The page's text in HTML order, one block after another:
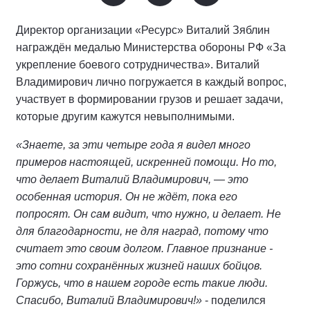
Директор организации «Ресурс» Виталий Зяблин
награждён медалью Министерства обороны РФ «За
укрепление боевого сотрудничества». Виталий
Владимирович лично погружается в каждый вопрос,
участвует в формировании грузов и решает задачи,
которые другим кажутся невыполнимыми.
«Знаете, за эти четыре года я видел много
примеров настоящей, искренней помощи. Но то,
что делает Виталий Владимирович, — это
особенная история. Он не ждёт, пока его
попросят. Он сам видит, что нужно, и делает. Не
для благодарности, не для наград, потому что
считает это своим долгом. Главное признание -
это сотни сохранённых жизней наших бойцов.
Горжусь, что в нашем городе есть такие люди.
Спасибо, Виталий Владимирович!» - поделился